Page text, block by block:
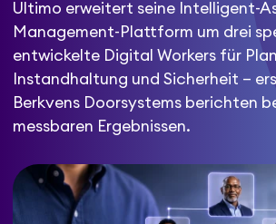
Ultimo erweitert seine Intelligent-
Management-Plattform um drei
entwickelte Digital Workers für
Instandhaltung und Sicherheit –
Berkvens Doorsystems berichten
messbaren Ergebnissen.